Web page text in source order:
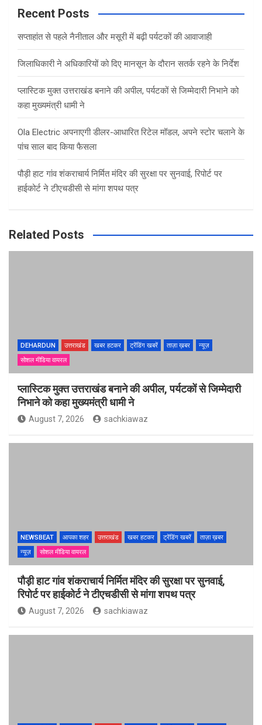
c
Recent Posts
सप्ताहांत से पहले नैनीताल और मसूरी में बढ़ी पर्यटकों की आवाजाही
जिलाधिकारी ने अधिकारियों को दिए मानसून के दौरान सतर्क रहने के निर्देश
प्लास्टिक मुक्त उत्तराखंड बनाने की अपील, पर्यटकों से जिम्मेदारी निभाने को
कहा मुख्यमंत्री धामी ने
Ola Electric अपनाएगी डीलर-आधारित रिटेल मॉडल, अपने स्टोर चलाने के
पांच साल बाद किया फैसला
पौड़ी हाट गांव शंकराचार्य निर्मित मंदिर की सुरक्षा पर सुनवाई, रिपोर्ट पर
हाईकोर्ट ने टीएचडीसी से मांगा शपथ पत्र
Related Posts
DEHARDUN उत्तराखंड खबर हटकर ट्रेंडिंग खबरें ताज़ा ख़बर
न्यूज़
सोशल मीडिया वायरल
प्लास्टिक मुक्त उत्तराखंड बनाने की अपील, पर्यटकों से जिम्मेदारी
निभाने को कहा मुख्यमंत्री धामी ने
August 7, 2026 sachkiawaz
NEWSBEAT आपका शहर उत्तराखंड खबर हटकर ट्रेंडिंग खबरें
ताज़ा ख़बर
न्यूज़
सोशल मीडिया वायरल
पौड़ी हाट गांव शंकराचार्य निर्मित मंदिर की सुरक्षा पर सुनवाई,
रिपोर्ट पर हाईकोर्ट ने टीएचडीसी से मांगा शपथ पत्र
August 7, 2026 sachkiawaz